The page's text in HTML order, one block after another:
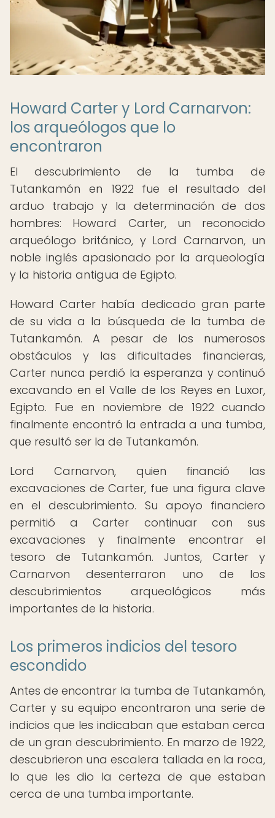
Howard Carter y Lord Carnarvon:
los arqueólogos que lo
encontraron
El descubrimiento de la tumba de
Tutankamón en 1922 fue el resultado del
arduo trabajo y la determinación de dos
hombres: Howard Carter, un reconocido
arqueólogo británico, y Lord Carnarvon, un
noble inglés apasionado por la arqueología
y la historia antigua de Egipto.
Howard Carter había dedicado gran parte
de su vida a la búsqueda de la tumba de
Tutankamón. A pesar de los numerosos
obstáculos y las dificultades financieras,
Carter nunca perdió la esperanza y continuó
excavando en el Valle de los Reyes en Luxor,
Egipto. Fue en noviembre de 1922 cuando
finalmente encontró la entrada a una tumba,
que resultó ser la de Tutankamón.
Lord Carnarvon, quien financió las
excavaciones de Carter, fue una figura clave
en el descubrimiento. Su apoyo financiero
permitió a Carter continuar con sus
excavaciones y finalmente encontrar el
tesoro de Tutankamón. Juntos, Carter y
Carnarvon desenterraron uno de los
descubrimientos arqueológicos más
importantes de la historia.
Los primeros indicios del tesoro
escondido
Antes de encontrar la tumba de Tutankamón,
Carter y su equipo encontraron una serie de
indicios que les indicaban que estaban cerca
de un gran descubrimiento. En marzo de 1922,
descubrieron una escalera tallada en la roca,
lo que les dio la certeza de que estaban
cerca de una tumba importante.